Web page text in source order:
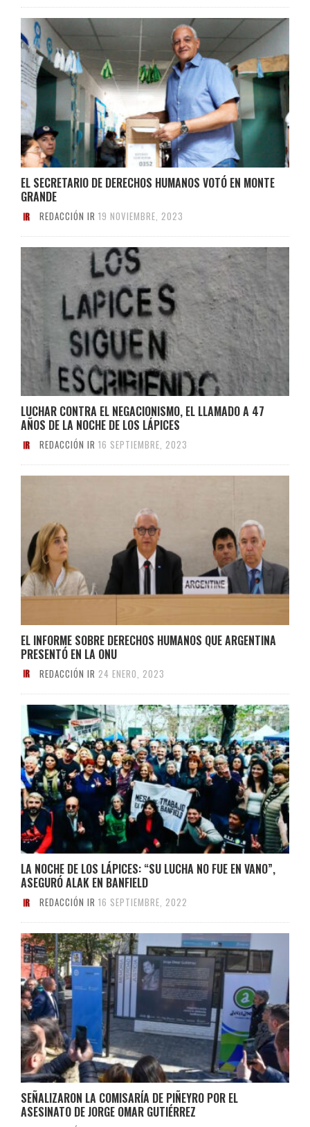
EL SECRETARIO DE DERECHOS HUMANOS VOTÓ EN MONTE
GRANDE
REDACCIÓN IR 19 NOVIEMBRE, 2023
LUCHAR CONTRA EL NEGACIONISMO, EL LLAMADO A 47
AÑOS DE LA NOCHE DE LOS LÁPICES
REDACCIÓN IR 16 SEPTIEMBRE, 2023
EL INFORME SOBRE DERECHOS HUMANOS QUE ARGENTINA
PRESENTÓ EN LA ONU
REDACCIÓN IR 24 ENERO, 2023
LA NOCHE DE LOS LÁPICES: “SU LUCHA NO FUE EN VANO”,
ASEGURÓ ALAK EN BANFIELD
REDACCIÓN IR 16 SEPTIEMBRE, 2022
SEÑALIZARON LA COMISARÍA DE PIÑEYRO POR EL
ASESINATO DE JORGE OMAR GUTIÉRREZ